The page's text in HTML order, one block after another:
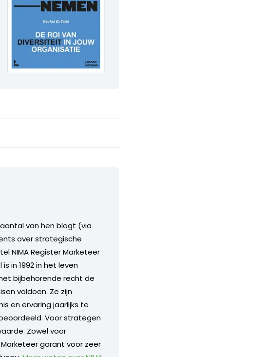
aantal van hen blogt (via
over strategische
NIMA Register Marketeer
in 1992 in het leven
bijbehorende recht de
voldoen. Ze zijn
en ervaring jaarlijks te
Voor strategen
Zowel voor
garant voor zeer